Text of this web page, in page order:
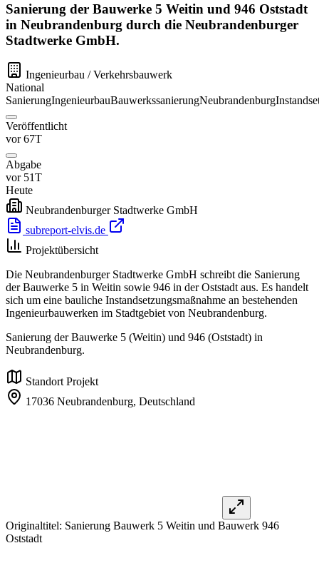
Sanierung der Bauwerke 5 Weitin und 946 Oststadt
in Neubrandenburg durch die Neubrandenburger
Stadtwerke GmbH.
Ingenieurbau / Verkehrsbauwerk
National
SanierungIngenieurbauBauwerkssanierungNeubrandenburg
Veröffentlicht
vor 67T
Abgabe
vor 51T
Heute
Neubrandenburger Stadtwerke GmbH
subreport-elvis.de
Projektübersicht
Die Neubrandenburger Stadtwerke GmbH schreibt die Sanierung
der Bauwerke 5 in Weitin sowie 946 in der Oststadt aus. Es handelt
sich um eine bauliche Instandsetzungsmaßnahme an bestehenden
Ingenieurbauwerken im Stadtgebiet von Neubrandenburg.
Sanierung der Bauwerke 5 (Weitin) und 946 (Oststadt) in
Neubrandenburg.
Standort Projekt
17036 Neubrandenburg, Deutschland
Originaltitel: Sanierung Bauwerk 5 Weitin und Bauwerk 946
Oststadt